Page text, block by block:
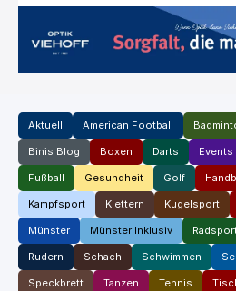
Aktuell American Football
Binis Blog Boxen Darts Events
Fußball Gesundheit Golf
Kampfsport Klettern Kugelsport
Münster Münster Inklusiv
Rudern Schach Schwimmen
Speckbrett Tanzen Tennis